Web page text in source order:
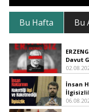
Bu Hafta Bu
Davut
İnsan